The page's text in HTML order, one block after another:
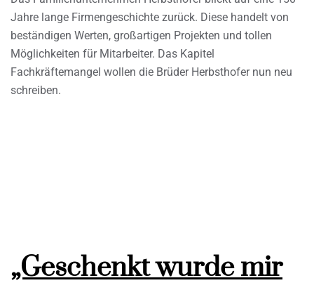
Jahre lange Firmengeschichte zurück. Diese handelt von
beständigen Werten, großartigen Projekten und tollen
Möglichkeiten für Mitarbeiter. Das Kapitel
Fachkräftemangel wollen die Brüder Herbsthofer nun neu
schreiben.
„Geschenkt wurde mir